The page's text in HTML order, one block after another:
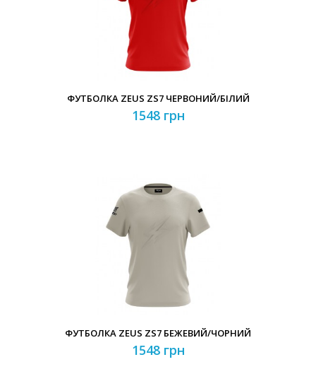
ФУТБОЛКА ZEUS ZS7 ЧЕРВОНИЙ/БІЛИЙ
1548 грн
ФУТБОЛКА ZEUS ZS7 БЕЖЕВИЙ/ЧОРНИЙ
1548 грн